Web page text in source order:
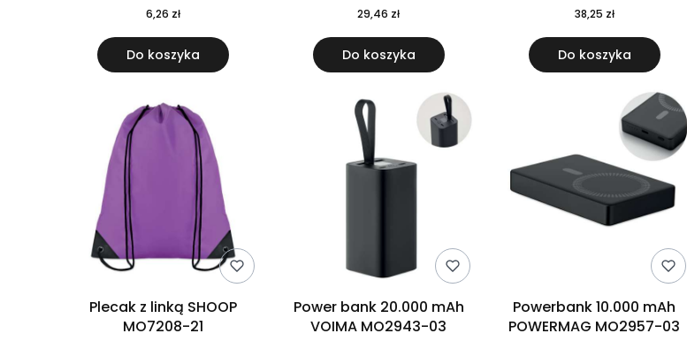
6,26 zł
Do koszyka
29,46 zł
Do koszyka
38,25 zł
Do koszyka
Plecak z linką SHOOP
MO7208-21
Power bank 20.000 mAh
VOIMA MO2943-03
Powerbank 10.000 mAh
POWERMAG MO2957-03